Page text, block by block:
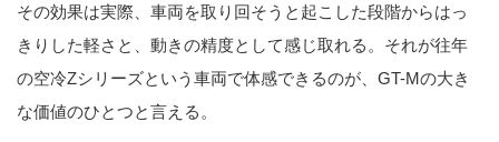
その効果は実際、車両を取り回そうと起こした段階からはっ
きりした軽さと、動きの精度として感じ取れる。それが往年
の空冷Zシリーズという車両で体感できるのが、GT-Mの大き
な価値のひとつと言える。